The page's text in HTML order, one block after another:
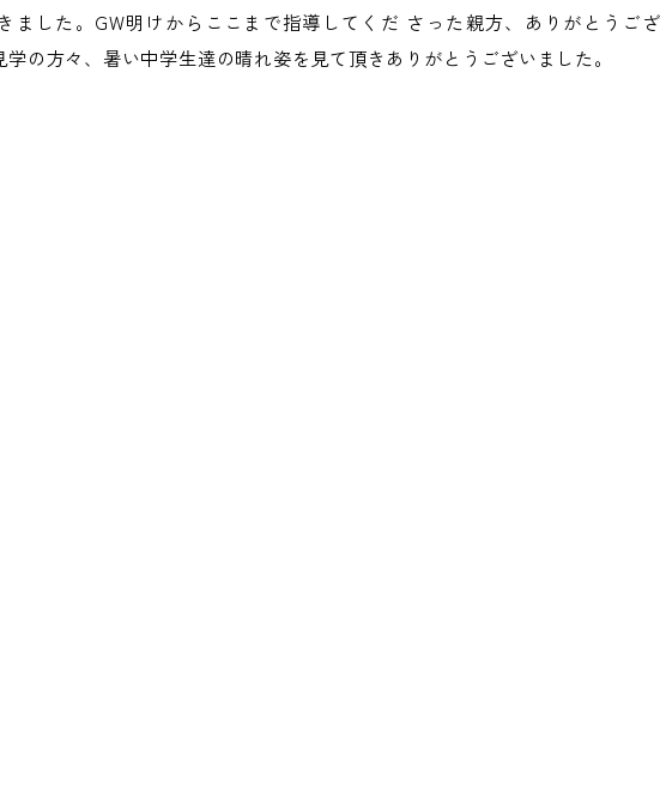
ました。GW明けからここまで指導してくだ さった親方、ありがとうご
の方々、暑い中学生達の晴れ姿を見て頂きありがとうございました。